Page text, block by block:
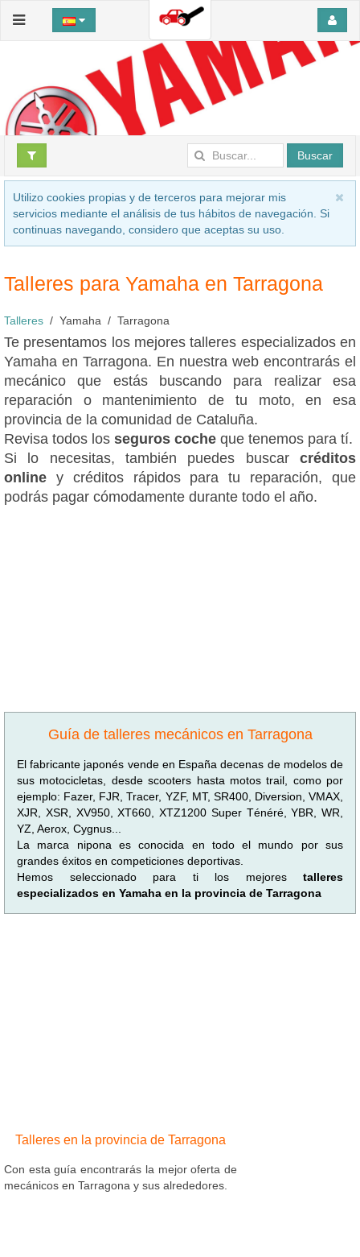
Buscar
Utilizo cookies propias y de terceros para mejorar mis
servicios mediante el análisis de tus hábitos de navegación. Si
continuas navegando, considero que aceptas su uso.
Talleres para Yamaha en Tarragona
Talleres Yamaha Tarragona
Te presentamos los mejores talleres especializados en
Yamaha en Tarragona. En nuestra web encontrarás el
mecánico que estás buscando para realizar esa
reparación o mantenimiento de tu moto, en esa
provincia de la comunidad de Cataluña.
Revisa todos los seguros coche que tenemos para tí.
Si lo necesitas, también puedes buscar créditos
online y créditos rápidos para tu reparación, que
podrás pagar cómodamente durante todo el año.
Guía de talleres mecánicos en Tarragona
El fabricante japonés vende en España decenas de modelos de
sus motocicletas, desde scooters hasta motos trail, como por
ejemplo: Fazer, FJR, Tracer, YZF, MT, SR400, Diversion, VMAX,
XJR, XSR, XV950, XT660, XTZ1200 Super Ténéré, YBR, WR,
YZ, Aerox, Cygnus...
La marca nipona es conocida en todo el mundo por sus
grandes éxitos en competiciones deportivas.
Hemos seleccionado para ti los mejores talleres
especializados en Yamaha en la provincia de Tarragona
Talleres en la provincia de Tarragona
Con esta guía encontrarás la mejor oferta de
mecánicos en Tarragona y sus alrededores.